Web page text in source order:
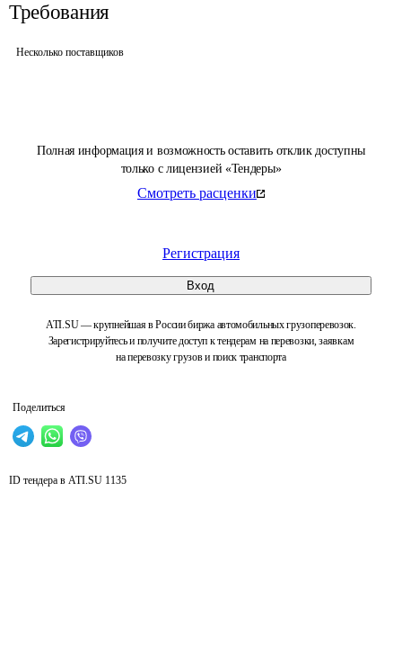
Полная информация и возможность оставить отклик доступны
только с лицензией «Тендеры»
Смотреть расценки
Регистрация
Вход
ATI.SU — крупнейшая в России биржа автомобильных грузоперевозок.
Зарегистрируйтесь и получите доступ к тендерам на перевозки, заявкам
на перевозку грузов и поиск транспорта
Поделиться
Требования
Несколько поставщиков
ID тендера в ATI.SU 1135